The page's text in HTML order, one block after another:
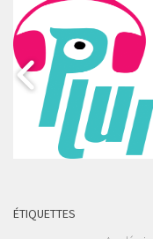
ÉTIQUETTES